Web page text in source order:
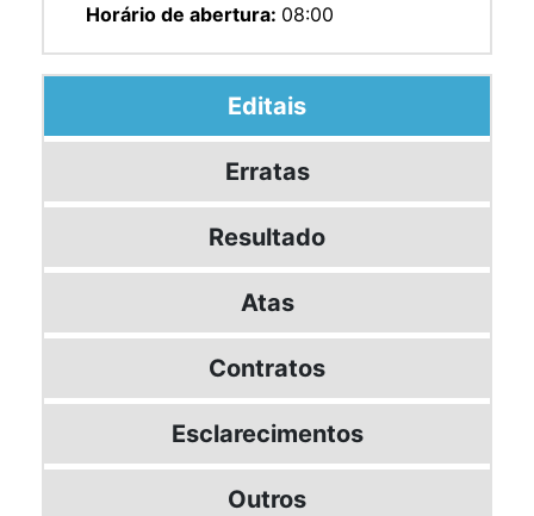
Horário de abertura: 08:00
Editais
Erratas
Resultado
Atas
Contratos
Esclarecimentos
Outros